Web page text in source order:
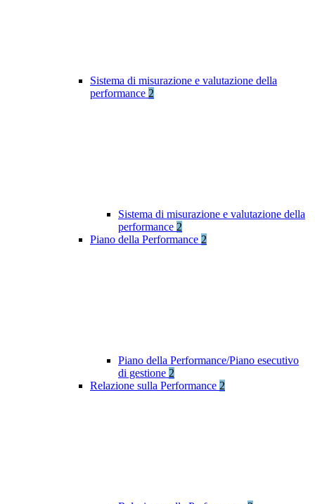
Sistema di misurazione e valutazione della
performance 2
Sistema di misurazione e valutazione della
performance 2
Piano della Performance 2
Piano della Performance/Piano esecutivo
di gestione 2
Relazione sulla Performance 2